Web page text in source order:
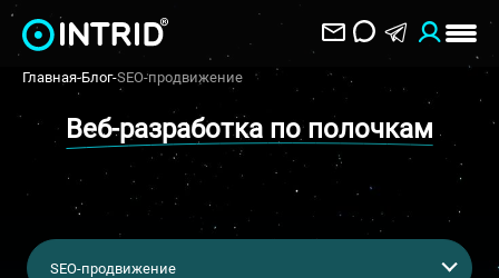
Главная-Блог-SEO-продвижение
Веб-разработка по полочкам
SEO-продвижение